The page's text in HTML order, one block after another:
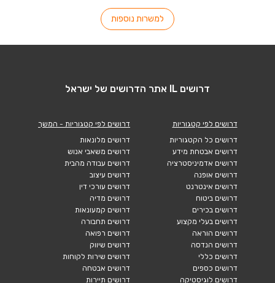
למשרות נוספות
דרושים IL אתר הדרושים של ישראל
דרושים לפי קטגוריות
דרושים כל הקטגוריות
דרושים אבטחת מידע
דרושים אדמיניסטרציה
דרושים אופנה
דרושים אינטרנט
דרושים ביטוח
דרושים בכירים
דרושים בעלי מקצוע
דרושים הוראה
דרושים הנדסה
דרושים כללי
דרושים כספים
דרושים לוגיסטיקה
דרושים לפי קטגוריות - המשך
דרושים מלונאות
דרושים משאבי אנוש
דרושים עבודה מהבית
דרושים עיצוב
דרושים עורכי דין
דרושים מדיה
דרושים קמעונאות
דרושים תחבורה
דרושים רפואה
דרושים שיווק
דרושים שירות לקוחות
דרושים אבטחה
דרושים תיירות